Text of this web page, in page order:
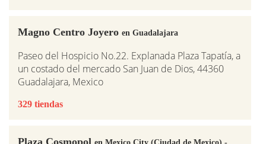
Magno Centro Joyero en Guadalajara
Paseo del Hospicio No.22. Explanada Plaza Tapatía, a
un costado del mercado San Juan de Dios, 44360
Guadalajara, Mexico
329 tiendas
Plaza Cosmopol